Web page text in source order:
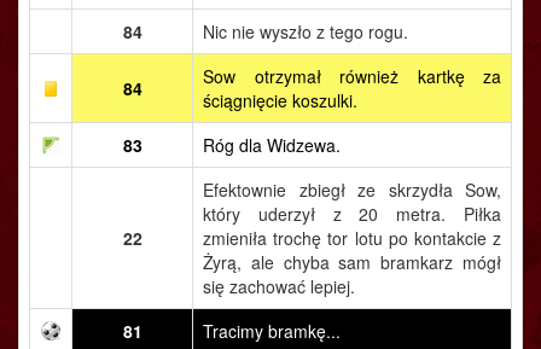
84
Nic nie wyszło z tego rogu.
84
Sow otrzymał również kartkę za
ściągnięcie koszulki.
83
Róg dla Widzewa.
22
Efektownie zbiegł ze skrzydła Sow,
który uderzył z 20 metra. Piłka
zmieniła trochę tor lotu po kontakcie z
Żyrą, ale chyba sam bramkarz mógł
się zachować lepiej.
81
Tracimy bramkę...